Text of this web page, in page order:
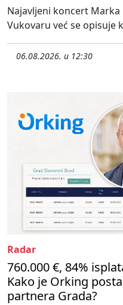
Najavljeni koncert
Vukovaru već se opisuje
06.08.2026. u 12:30
Radar
760.000 €, 84%
Kako je Orking
partnera Grada?